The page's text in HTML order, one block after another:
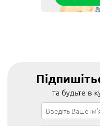
та будьте в